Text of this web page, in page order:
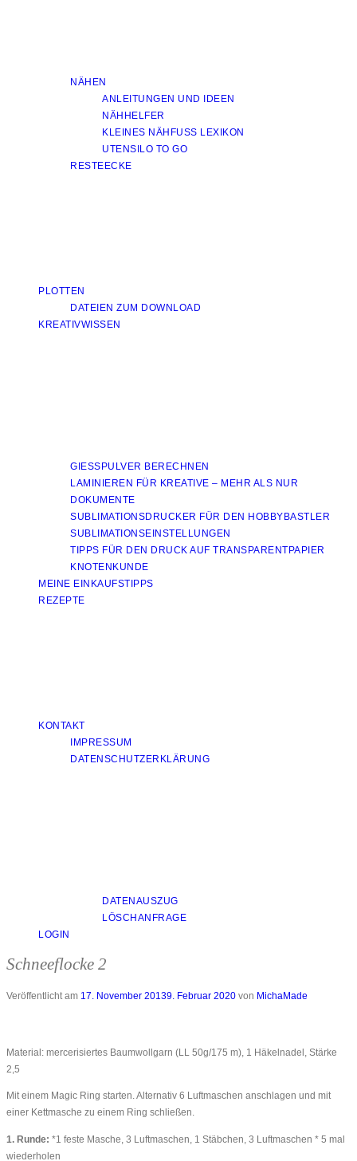
NÄHEN
ANLEITUNGEN UND IDEEN
NÄHHELFER
KLEINES NÄHFUSS LEXIKON
UTENSILO TO GO
RESTEECKE
PLOTTEN
DATEIEN ZUM DOWNLOAD
KREATIVWISSEN
GIESSPULVER BERECHNEN
LAMINIEREN FÜR KREATIVE – MEHR ALS NUR
DOKUMENTE
SUBLIMATIONSDRUCKER FÜR DEN HOBBYBASTLER
SUBLIMATIONSEINSTELLUNGEN
TIPPS FÜR DEN DRUCK AUF TRANSPARENTPAPIER
KNOTENKUNDE
MEINE EINKAUFSTIPPS
REZEPTE
KONTAKT
IMPRESSUM
DATENSCHUTZERKLÄRUNG
DATENAUSZUG
LÖSCHANFRAGE
LOGIN
Schneeflocke 2
Veröffentlicht am 17. November 20139. Februar 2020 von MichaMade
Material: mercerisiertes Baumwollgarn (LL 50g/175 m), 1 Häkelnadel, Stärke
2,5
Mit einem Magic Ring starten. Alternativ 6 Luftmaschen anschlagen und mit
einer Kettmasche zu einem Ring schließen.
1. Runde: *1 feste Masche, 3 Luftmaschen, 1 Stäbchen, 3 Luftmaschen * 5 mal
wiederholen